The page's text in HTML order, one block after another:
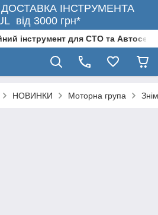
ІНСТРУМЕНТА
від 3000 грн*
інструмент для СТО та
НОВИНКИ Моторна група